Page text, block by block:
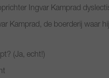
Ingvar Kamprad
Kamprad, de boerderij waar
(Ja, echt!)